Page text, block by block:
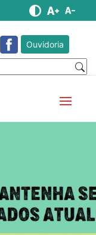
Ouvidoria